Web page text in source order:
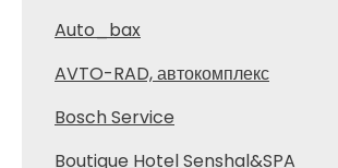
Auto_bax
AVTO-RAD, автокомплекс
Bosch Service
Boutique Hotel Senshal&SPA